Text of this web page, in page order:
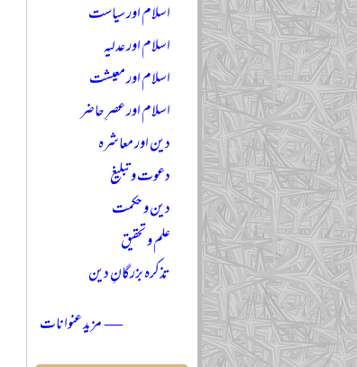
اسلام اور سیاست
اسلام اور عدلیہ
اسلام اور معیشت
اسلام اور عصرِ حاضر
دین اور معاشرہ
دعوت و تبلیغ
دین و حکمت
علم و تحقیق
تذکرہ بزرگانِ دین
— مزید عنوانات